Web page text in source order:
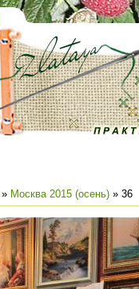
» Москва 2015 (осень) » 36